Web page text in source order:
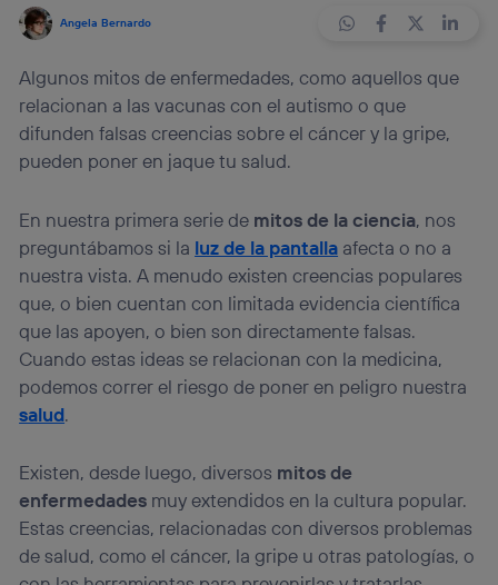
Angela Bernardo
Algunos mitos de enfermedades, como aquellos que
relacionan a las vacunas con el autismo o que
difunden falsas creencias sobre el cáncer y la gripe,
pueden poner en jaque tu salud.
En nuestra primera serie de mitos de la ciencia, nos
preguntábamos si la luz de la pantalla afecta o no a
nuestra vista. A menudo existen creencias populares
que, o bien cuentan con limitada evidencia científica
que las apoyen, o bien son directamente falsas.
Cuando estas ideas se relacionan con la medicina,
podemos correr el riesgo de poner en peligro nuestra
salud.
Existen, desde luego, diversos mitos de
enfermedades muy extendidos en la cultura popular.
Estas creencias, relacionadas con diversos problemas
de salud, como el cáncer, la gripe u otras patologías, o